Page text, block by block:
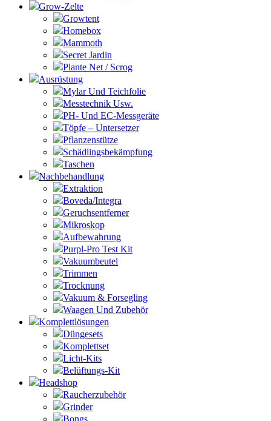
Grow-Zelte
Growtent
Homebox
Mammoth
Secret Jardin
Plante Net / Scrog
Ausrüstung
Mylar Und Teichfolie
Messtechnik Usw.
PH- Und EC-Messgeräte
Töpfe – Untersetzer
Pflanzenstütze
Schädlingsbekämpfung
Taschen
Nachbehandlung
Extraktion
Boveda/Integra
Geruchsentferner
Mikroskop
Aufbewahrung
Purpl-Pro Test Kit
Vakuumbeutel
Trimmen
Trocknung
Vakuum & Forsegling
Waagen Und Zubehör
Komplettlösungen
Düngesets
Komplettset
Licht-Kits
Belüftungs-Kit
Headshop
Raucherzubehör
Grinder
Bongs